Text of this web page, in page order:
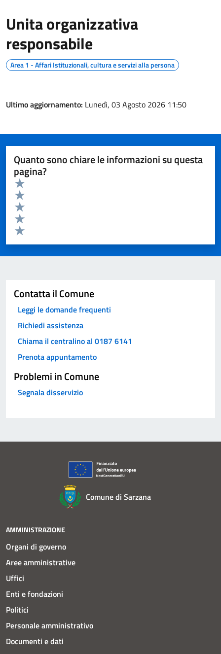
Unita organizzativa
responsabile
Area 1 - Affari Istituzionali, cultura e servizi alla persona
Ultimo aggiornamento: Lunedì, 03 Agosto 2026 11:50
Quanto sono chiare le informazioni su questa
pagina?
Valuta da 1 a 5 stelle la pagina
Valuta 5 stelle su 5
Valuta 4 stelle su 5
Valuta 3 stelle su 5
Valuta 2 stelle su 5
Valuta 1 stelle su 5
Contatta il Comune
Leggi le domande frequenti
Richiedi assistenza
Chiama il centralino al 0187 6141
Prenota appuntamento
Problemi in Comune
Segnala disservizio
Comune di Sarzana
AMMINISTRAZIONE
Organi di governo
Aree amministrative
Uffici
Enti e fondazioni
Politici
Personale amministrativo
Documenti e dati